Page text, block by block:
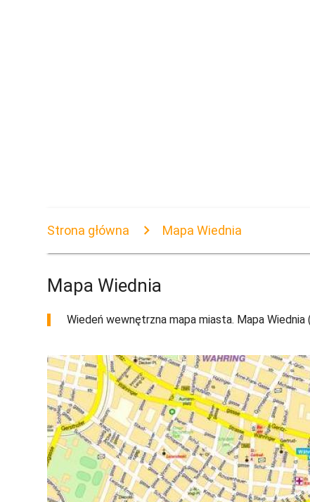
Strona główna Mapa Wiednia
Mapa Wiednia
Wiedeń wewnętrzna mapa miasta. Mapa